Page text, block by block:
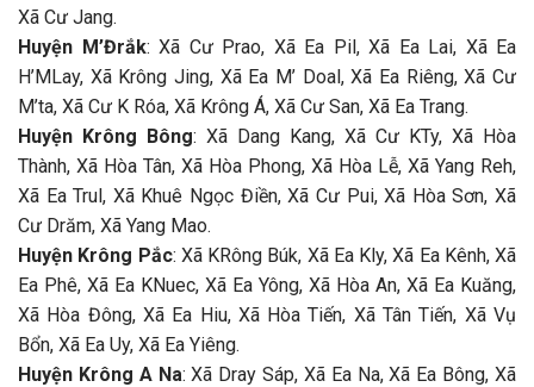
Xã Cư Jang.
Huyện M’Đrắk: Xã Cư Prao, Xã Ea Pil, Xã Ea Lai, Xã Ea
H’MLay, Xã Krông Jing, Xã Ea M’ Doal, Xã Ea Riêng, Xã Cư
M’ta, Xã Cư K Róa, Xã Krông Á, Xã Cư San, Xã Ea Trang.
Huyện Krông Bông: Xã Dang Kang, Xã Cư KTy, Xã Hòa
Thành, Xã Hòa Tân, Xã Hòa Phong, Xã Hòa Lễ, Xã Yang Reh,
Xã Ea Trul, Xã Khuê Ngọc Điền, Xã Cư Pui, Xã Hòa Sơn, Xã
Cư Drăm, Xã Yang Mao.
Huyện Krông Pắc: Xã KRông Búk, Xã Ea Kly, Xã Ea Kênh, Xã
Ea Phê, Xã Ea KNuec, Xã Ea Yông, Xã Hòa An, Xã Ea Kuăng,
Xã Hòa Đông, Xã Ea Hiu, Xã Hòa Tiến, Xã Tân Tiến, Xã Vụ
Bổn, Xã Ea Uy, Xã Ea Yiêng.
Huyện Krông A Na: Xã Dray Sáp, Xã Ea Na, Xã Ea Bông, Xã